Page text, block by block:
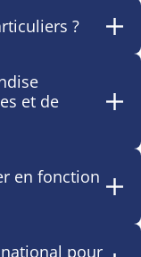
?
et de
en fonction
pour